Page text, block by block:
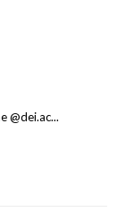
@dei.ac...